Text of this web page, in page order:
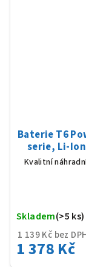
Baterie T6
serie, Li-
Kvalitní
1 139 Kč bez
1 378 Kč
Skladem(>5 ks)